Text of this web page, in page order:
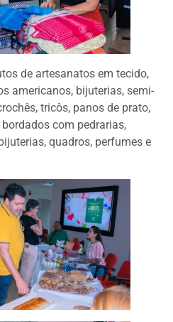
de artesanatos em tecido,
americanos, bijuterias, semi-
tricôs, panos de prato,
com pedrarias,
quadros, perfumes e